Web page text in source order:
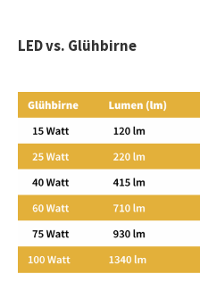
LED vs. Glühbirne